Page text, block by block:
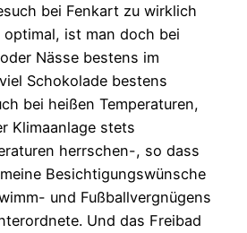
bei Fenkart zu wirklich
ist man doch bei
Nässe bestens im
Schokolade bestens
bei heißen Temperaturen,
Klimaanlage stets
herrschen-, so dass
Besichtigungswünsche
und Fußballvergnügens
Und das Freibad